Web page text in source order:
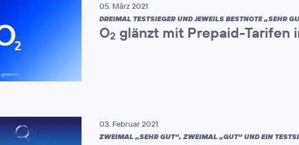
05. März 2021
DREIMAL TESTSIEGER UND JEWEILS BESTNOTE „SEHR
O2 glänzt mit Prepaid-Tarifen
03. Februar 2021
ZWEIMAL „SEHR GUT“, ZWEIMAL „GUT“ UND EIN